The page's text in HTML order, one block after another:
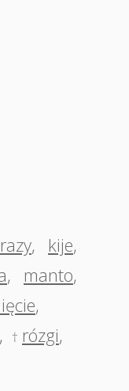
razy, kije,
, manto,
,
, † rózgi,